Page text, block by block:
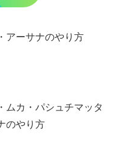
アーサナのやり方
ムカ・パシュチマッタ
のやり方